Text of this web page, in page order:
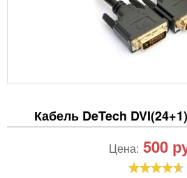
Кабель DeTech
Цена: 500